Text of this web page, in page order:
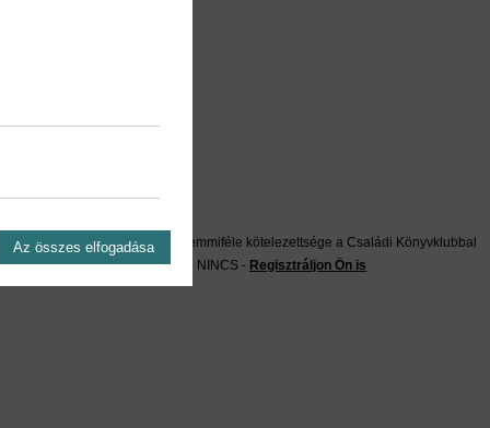
Önnek semmiféle kötelezettsége a Családi Könyvklubbal
szemben NINCS - Regisztráljon Ön is
Az összes elfogadása